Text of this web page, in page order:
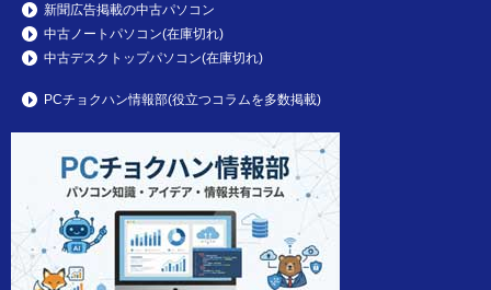
新聞広告掲載の中古パソコン
中古ノートパソコン(在庫切れ)
中古デスクトップパソコン(在庫切れ)
PCチョクハン情報部(役立つコラムを多数掲載)